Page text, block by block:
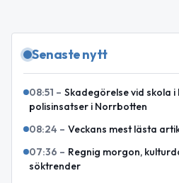
Senaste nytt
08:51 – Skadegörelse vid skola i
polisinsatser i Norrbotten
08:24 – Veckans mest lästa
07:36 – Regnig morgon,
söktrender